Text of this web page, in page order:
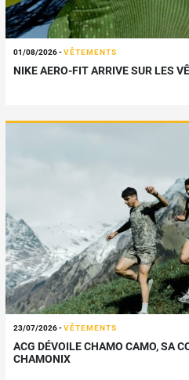
01/08/2026-VÊTEMENTS
NIKE AERO-FIT ARRIVE SUR LES
23/07/2026-VÊTEMENTS
ACG DÉVOILE CHAMO CAMO, SA
CHAMONIX